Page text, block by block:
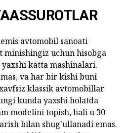
avtomobil sanoati
minishingiz uchun hisobga
katta mashinalari.
va har bir kishi buni
klassik avtomobillar
kunda yaxshi holatda
modelini topish, hali u 30
bilan shug'ullanadi emas.